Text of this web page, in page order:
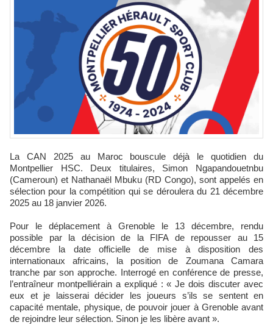
La CAN 2025 au Maroc bouscule déjà le quotidien du
Montpellier HSC. Deux titulaires, Simon Ngapandouetnbu
(Cameroun) et Nathanaël Mbuku (RD Congo), sont appelés en
sélection pour la compétition qui se déroulera du 21 décembre
2025 au 18 janvier 2026.​
Pour le déplacement à Grenoble le 13 décembre, rendu
possible par la décision de la FIFA de repousser au 15
décembre la date officielle de mise à disposition des
internationaux africains, la position de Zoumana Camara
tranche par son approche. Interrogé en conférence de presse,
l’entraîneur montpelliérain a expliqué : « Je dois discuter avec
eux et je laisserai décider les joueurs s’ils se sentent en
capacité mentale, physique, de pouvoir jouer à Grenoble avant
de rejoindre leur sélection. Sinon je les libère avant ».